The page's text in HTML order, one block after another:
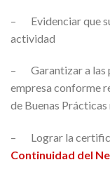
– Evidenciar que
actividad
– Garantizar a las
empresa conforme
de Buenas
– Lograr la
Continuidad del